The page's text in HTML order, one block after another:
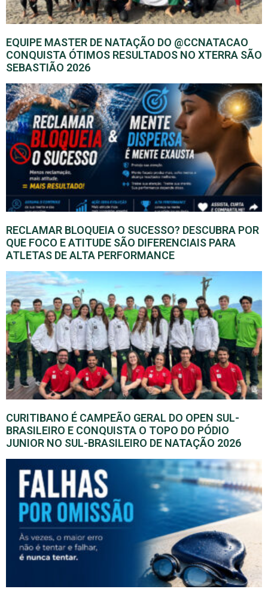
EQUIPE MASTER DE NATAÇÃO DO @CCNATACAO
CONQUISTA ÓTIMOS RESULTADOS NO XTERRA SÃO
SEBASTIÃO 2026
RECLAMAR BLOQUEIA O SUCESSO? DESCUBRA POR
QUE FOCO E ATITUDE SÃO DIFERENCIAIS PARA
ATLETAS DE ALTA PERFORMANCE
CURITIBANO É CAMPEÃO GERAL DO OPEN SUL-
BRASILEIRO E CONQUISTA O TOPO DO PÓDIO
JUNIOR NO SUL-BRASILEIRO DE NATAÇÃO 2026